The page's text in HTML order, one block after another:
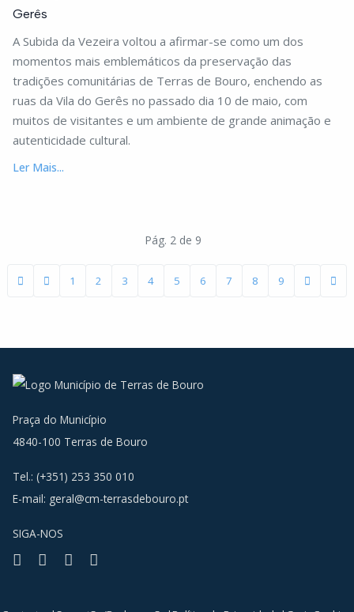
Gerês
A Subida da Vezeira voltou a afirmar-se como um dos
momentos mais emblemáticos da preservação das
tradições comunitárias de Terras de Bouro, enchendo as
ruas da Vila do Gerês no passado dia 10 de maio, com
muitos de visitantes e um ambiente de grande animação e
autenticidade cultural.
Ler Mais...
Pág. 2 de 9
1 2 3 4 5 6 7 8 9
Praça do Município
4840-100 Terras de Bouro
Tel.: (+351) 253 350 010
E-mail: geral@cm-terrasdebouro.pt
SIGA-NOS
Facebook
Youtube
Instagram